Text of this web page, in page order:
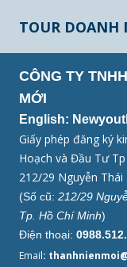
TOUR DOANH
CÔNG TY
MỚI
English:
Giấy phép đăng ký
Hoạch và Đầu Tư
212/29 Nguyễn
(Số cũ: 212/29
Tp. Hồ Chí Minh)
Điện thoại:
Email: